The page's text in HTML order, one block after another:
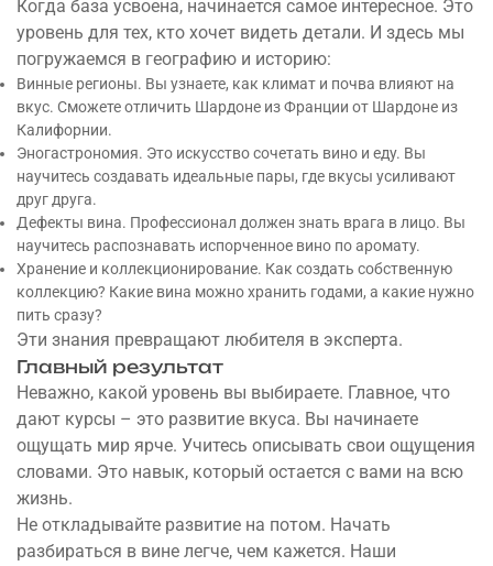
Когда база усвоена, начинается самое интересное. Это
уровень для тех, кто хочет видеть детали. И здесь мы
погружаемся в географию и историю:
Винные регионы. Вы узнаете, как климат и почва влияют на
вкус. Сможете отличить Шардоне из Франции от Шардоне из
Калифорнии.
Эногастрономия. Это искусство сочетать вино и еду. Вы
научитесь создавать идеальные пары, где вкусы усиливают
друг друга.
Дефекты вина. Профессионал должен знать врага в лицо. Вы
научитесь распознавать испорченное вино по аромату.
Хранение и коллекционирование. Как создать собственную
коллекцию? Какие вина можно хранить годами, а какие нужно
пить сразу?
Эти знания превращают любителя в эксперта.
Главный результат
Неважно, какой уровень вы выбираете. Главное, что
дают курсы – это развитие вкуса. Вы начинаете
ощущать мир ярче. Учитесь описывать свои ощущения
словами. Это навык, который остается с вами на всю
жизнь.
Не откладывайте развитие на потом. Начать
разбираться в вине легче, чем кажется. Наши